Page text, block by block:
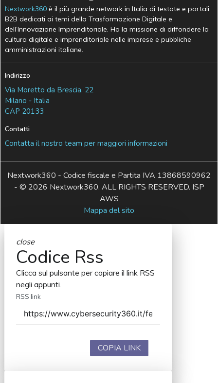
Nextwork360 è il più grande network in Italia di testate e portali
B2B dedicati ai temi della Trasformazione Digitale e
dell’Innovazione Imprenditoriale. Ha la missione di diffondere la
cultura digitale e imprenditoriale nelle imprese e pubbliche
amministrazioni italiane.
Indirizzo
Via Moretto da Brescia, 22
Milano - Italia
CAP 20133
Contatti
Contatta il nostro team per maggiori informazioni
Nextwork360 - Codice fiscale e Partita IVA 13868590962
- © 2026 Nextwork360. ALL RIGHTS RESERVED. ISP
AWS
Mappa del sito
close
Codice Rss
Clicca sul pulsante per copiare il link RSS
negli appunti.
RSS link
COPIA LINK